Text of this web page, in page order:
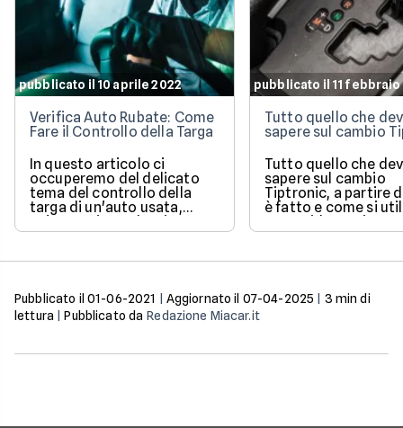
pubblicato il 10 aprile 2022
Verifica Auto Rubate: Come
Fare il Controllo della Targa
In questo articolo ci
occuperemo del delicato
tema del controllo della
targa di un'auto usata,
un'operazione che si
effettua quando si ha il
sia stata rubata. Ne
procedura e attendibilità.
pubblicato il 11 febbraio
Tutto quello che
sapere sul cambio
Tutto quello che
sapere sul cambio
Tiptronic, a partire
è fatto e come si
Una guida pratica e
semplice di un
Pubblicato il 01-06-2021 Aggiornato il 07-04-2025 3 min di
lettura |Pubblicato da Redazione Miacar.it